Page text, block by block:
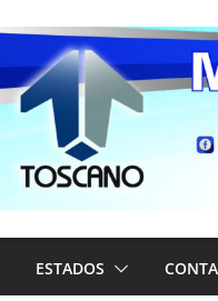
ESTADOS